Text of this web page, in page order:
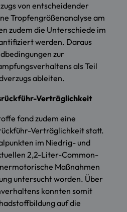
von entscheidender
Tropfengrößenanalyse am
zudem die Unterschiede im
werden. Daraus
zur
als Teil
ableiten.
Verträglichkeit
fand zudem eine
Verträglichkeit statt.
im Niedrig- und
2,2-Liter-Common-
Maßnahmen
untersucht worden. Über
konnten somit
auf die